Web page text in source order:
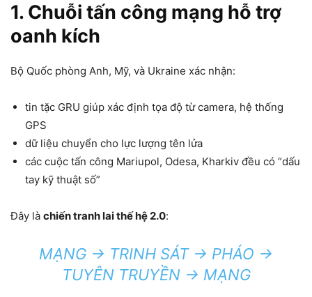
1. Chuỗi tấn công mạng hỗ trợ
oanh kích
Bộ Quốc phòng Anh, Mỹ, và Ukraine xác nhận:
tin tặc GRU giúp xác định tọa độ từ camera, hệ thống
GPS
dữ liệu chuyển cho lực lượng tên lửa
các cuộc tấn công Mariupol, Odesa, Kharkiv đều có “dấu
tay kỹ thuật số”
Đây là chiến tranh lai thế hệ 2.0:
MẠNG → TRINH SÁT → PHÁO →
TUYÊN TRUYỀN → MẠNG